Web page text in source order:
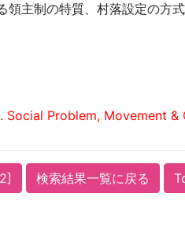
主制の特質、村落設定の方式
Problem, Movement &
検索結果一覧に戻る